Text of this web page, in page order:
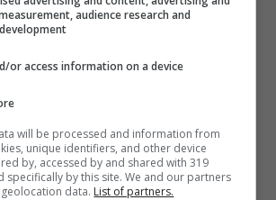
quota totale (Multigol):
;3.05SPORTBET;
da almeno tre gol
(OVER 2.5)
audience research and
or access information on a device
will be processed and information from
unique identifiers, and other device
by, accessed by and shared with 319
specifically by this site. We and our partners
data. List of partners.